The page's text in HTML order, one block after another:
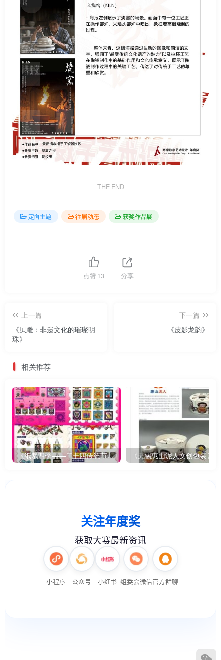
THE END
定向主题 往届动态 获奖作品展
点赞13 分享
上一篇
《贝雕：非遗文化的璀璨明
珠》
下一篇
《皮影龙韵》
相关推荐
《纸裁四季——二十四传统节气文创设计》 《无锡惠山泥人文创包装设